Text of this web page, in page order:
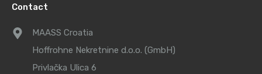
Contact
MAASS Croatia
Hoffrohne Nekretnine d.o.o. (GmbH)
Privlačka Ulica 6